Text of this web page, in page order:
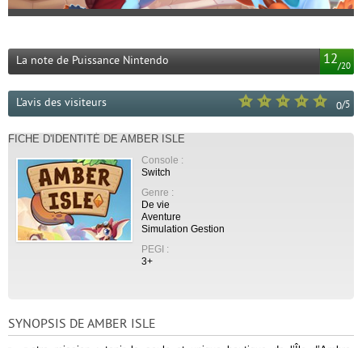
12/20
La note de Puissance Nintendo
0/5
L'avis des visiteurs
FICHE D'IDENTITÉ DE AMBER ISLE
Console :
Switch
Genre :
De vie
Aventure
Simulation Gestion
PEGI :
3+
SYNOPSIS DE AMBER ISLE